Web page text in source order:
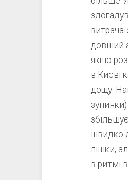
довший
якщо
в Києві
дощу.
швидко
пішки,
в ритмі